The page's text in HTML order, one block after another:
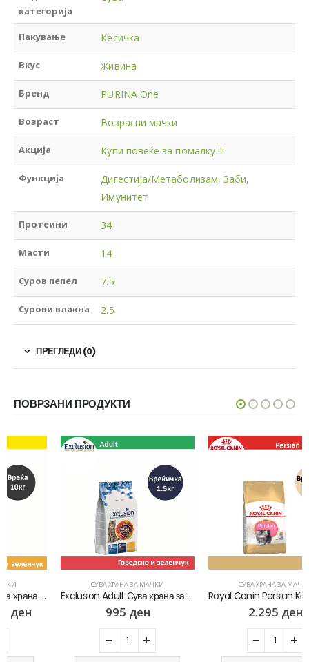
категорија
Пакување Кесичка
Вкус Живина
Бренд PURINA One
Возраст Возрасни мачки
Акција Купи повеќе за помалку !!!
Функција Дигестија/Метаболизам,Заби,
Имунитет
Протеини 34
Масти 14
Суров пепел 7.5
Сурови влакна 2.5
ПРЕГЛЕДИ (0)
ПОВРЗАНИ ПРОДУКТИ
СУВА ХРАНА ЗА МАЧКИ
Exclusion Adult Сува храна за Возрасни мачки со Говедско и зеленчук [Вреќичка 1.5кг]
СУВА ХРАНА ЗА МАЧКИ
Royal Canin Persian Kitten Сува храна за Персиски маченца во развој [Вреќичка 2кг]
ден